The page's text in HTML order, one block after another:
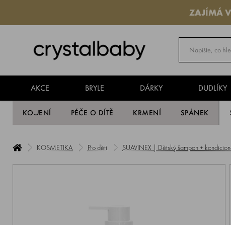
ZAJÍMÁ
AKCE BRYLE DÁRKY DUDLÍKY
KOJENÍ PÉČE O DÍTĚ KRMENÍ SPÁNEK
KOSMETIKA Pro děti SUAVINEX | Dětský šampon +